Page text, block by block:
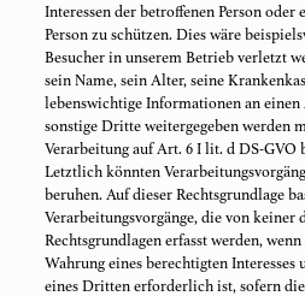
Interessen der betroffenen Person
Person zu schützen. Dies wäre
Besucher in unserem Betrieb verletzt
sein Name, sein Alter, seine
lebenswichtige Informationen an
sonstige Dritte weitergegeben werden
Verarbeitung auf Art. 6 I lit. d DS-GVO
Letztlich könnten
beruhen. Auf dieser Rechtsgrundlage
Verarbeitungsvorgänge, die von keiner
Rechtsgrundlagen erfasst werden,
Wahrung eines berechtigten Interesses
eines Dritten erforderlich ist, sofern